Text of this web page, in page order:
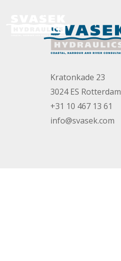
Kratonkade 23
3024 ES Rotterdam
+31 10 467 13 61
info@svasek.com